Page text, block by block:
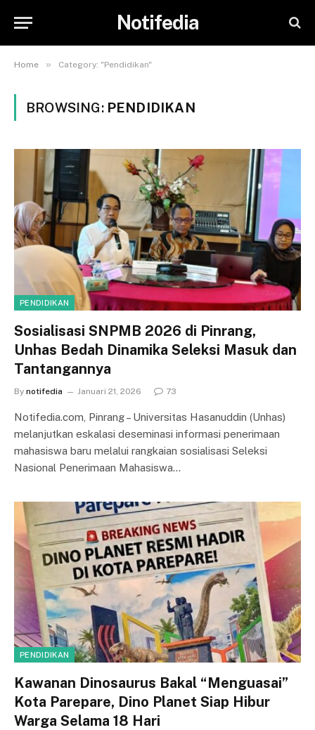
Notifedia
Home » Category: "Pendidikan"
BROWSING: PENDIDIKAN
PENDIDIKAN
Sosialisasi SNPMB 2026 di Pinrang,
Unhas Bedah Dinamika Seleksi Masuk dan
Tantangannya
By notifedia Januari 21, 2026 73
Notifedia.com, Pinrang – Universitas Hasanuddin (Unhas)
melanjutkan eskalasi deseminasi informasi penerimaan
mahasiswa baru melalui rangkaian sosialisasi Seleksi
Nasional Penerimaan Mahasiswa…
PENDIDIKAN
Kawanan Dinosaurus Bakal “Menguasai”
Kota Parepare, Dino Planet Siap Hibur
Warga Selama 18 Hari